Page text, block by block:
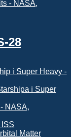
28
i Super